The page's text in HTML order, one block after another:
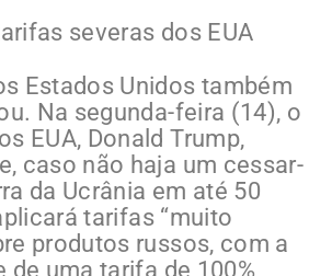
severas dos EUA
Estados Unidos também
Na segunda-feira (14), o
EUA, Donald Trump,
caso não haja um cessar-
da Ucrânia em até 50
tarifas “muito
produtos russos, com a
de uma tarifa de 100%